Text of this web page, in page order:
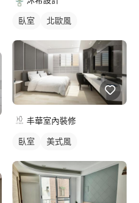
臥室 北歐風
丰華室內裝修
臥室 美式風